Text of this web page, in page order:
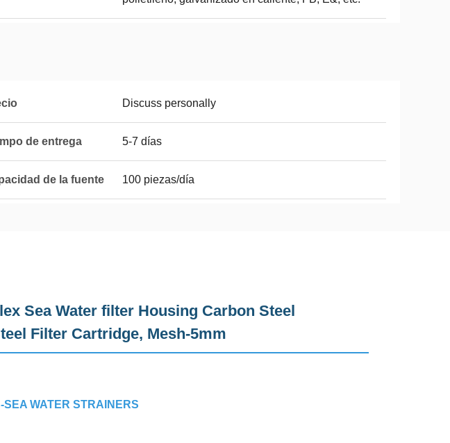
Discuss personally
de entrega 5-7 días
de la fuente 100 piezas/día
Sea Water filter Housing Carbon Steel
Filter Cartridge, Mesh-5mm
WATER STRAINERS